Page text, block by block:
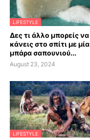
LIFESTYLE
Δες τι άλλο μπορείς να
κάνεις στο σπίτι με μία
μπάρα σαπουνιού...
August 23, 2024
LIFESTYLE